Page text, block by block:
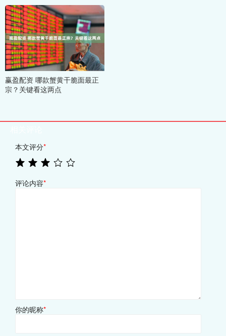
赢盈配资 哪款蟹黄干脆面最正
宗？关键看这两点
本文评分*
评论内容*
你的昵称*